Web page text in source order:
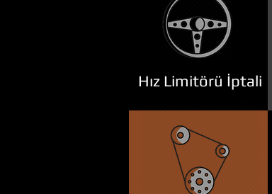
Hız Limitörü İptali